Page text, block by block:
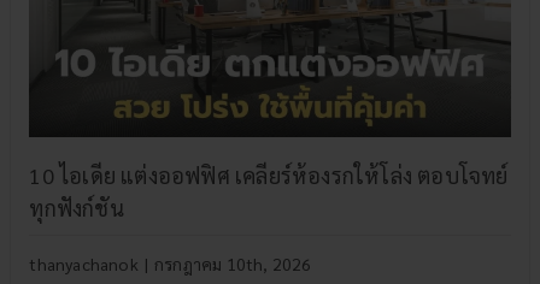
10 ไอเดีย แต่งออฟฟิศ เคลียร์ห้องรกให้โล่ง ตอบโจทย์
ทุกฟังก์ชัน
thanyachanok | กรกฎาคม 10th, 2026